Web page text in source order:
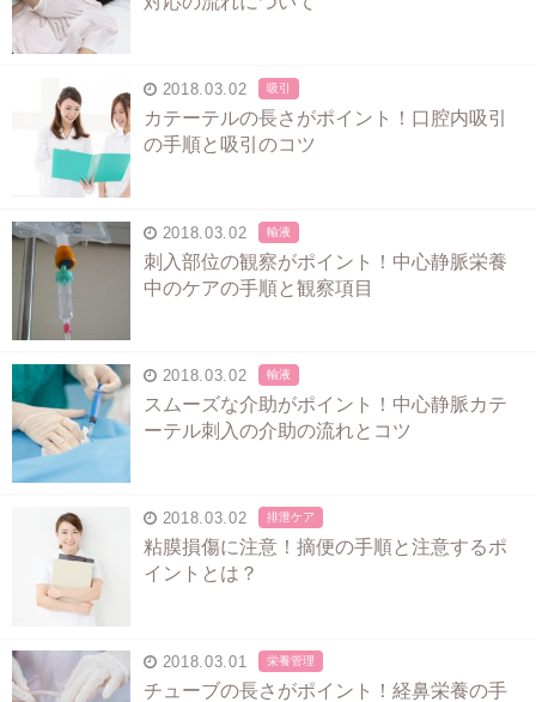
2018.03.02 吸引
カテーテルの長さがポイント！口腔内吸引
の手順と吸引のコツ
2018.03.02 輸液
刺入部位の観察がポイント！中心静脈栄養
中のケアの手順と観察項目
2018.03.02 輸液
スムーズな介助がポイント！中心静脈カテ
ーテル刺入の介助の流れとコツ
2018.03.02 排泄ケア
粘膜損傷に注意！摘便の手順と注意するポ
イントとは？
2018.03.01 栄養管理
チューブの長さがポイント！経鼻栄養の手